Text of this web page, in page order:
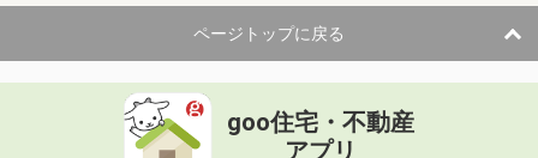
専有面積 20.28m²
間取り
1K
岡山県岡山市北区一宮
価 格
ページトップに戻る
goo住宅・不動産
アプリ